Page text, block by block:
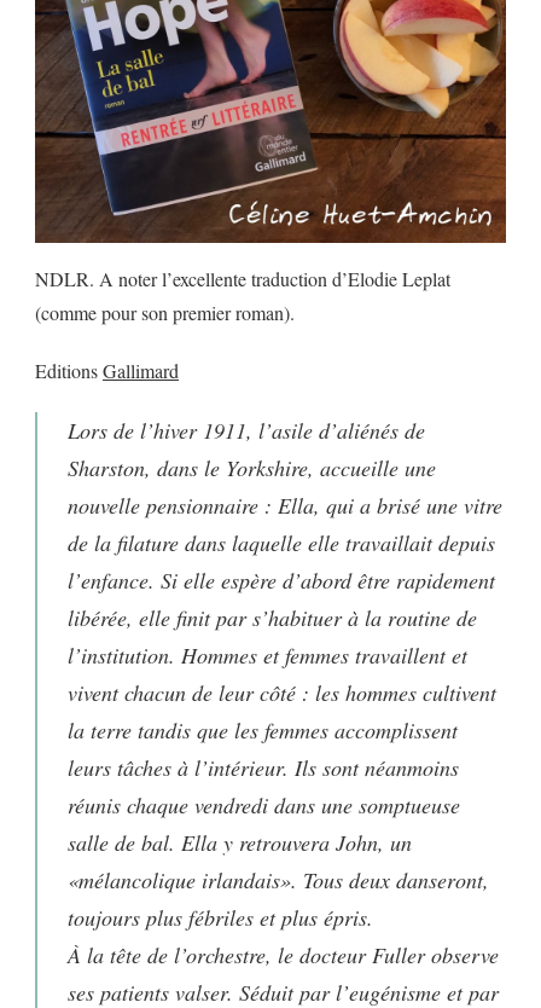
NDLR. A noter l’excellente traduction d’Elodie Leplat
(comme pour son premier roman).
EditionsGallimard
Lors de l’hiver 1911, l’asile d’aliénés de
Sharston, dans le Yorkshire, accueille une
nouvelle pensionnaire : Ella, qui a brisé une vitre
de la filature dans laquelle elle travaillait depuis
l’enfance. Si elle espère d’abord être rapidement
libérée, elle finit par s’habituer à la routine de
l’institution. Hommes et femmes travaillent et
vivent chacun de leur côté : les hommes cultivent
la terre tandis que les femmes accomplissent
leurs tâches à l’intérieur. Ils sont néanmoins
réunis chaque vendredi dans une somptueuse
salle de bal. Ella y retrouvera John, un
«mélancolique irlandais». Tous deux danseront,
toujours plus fébriles et plus épris.
À la tête de l’orchestre, le docteur Fuller observe
ses patients valser. Séduit par l’eugénisme et par